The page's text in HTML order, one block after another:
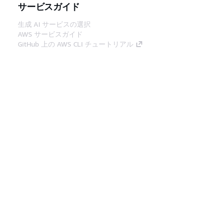
サービスガイド
生成 AI サービスの選択
AWS サービスガイド
GitHub 上の AWS CLI チュートリアル